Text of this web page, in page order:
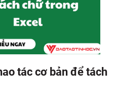
tác cơ bản để tách